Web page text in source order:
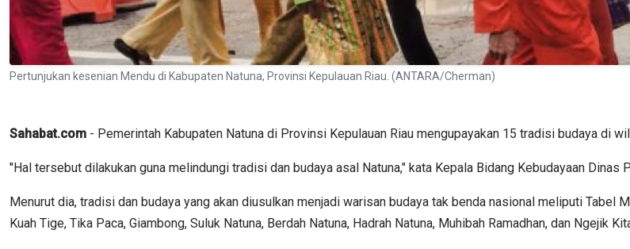
Pertunjukan kesenian Mendu di Kabupaten Natuna, Provinsi Kepulauan Riau. (ANTARA/Cherman)
Sahabat.com - Pemerintah Kabupaten Natuna di Provinsi Kepulauan Riau mengupayakan 15 tradisi budaya di
"Hal tersebut dilakukan guna melindungi tradisi dan budaya asal Natuna," kata Kepala Bidang Kebudayaan Dinas
Menurut dia, tradisi dan budaya yang akan diusulkan menjadi warisan budaya tak benda nasional meliputi Tabel
Kuah Tige, Tika Paca, Giambong, Suluk Natuna, Berdah Natuna, Hadrah Natuna, Muhibah Ramadhan, dan Ngejik